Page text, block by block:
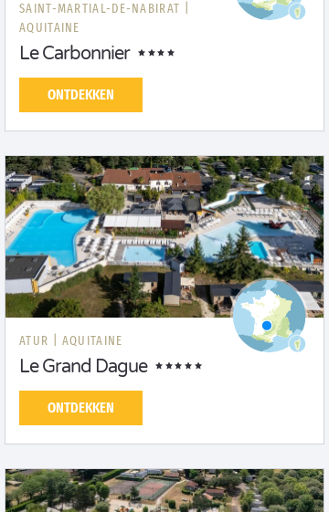
SAINT-MARTIAL-DE-NABIRAT |
AQUITAINE
Le Carbonnier
ONTDEKKEN
ATUR | AQUITAINE
Le Grand Dague
ONTDEKKEN